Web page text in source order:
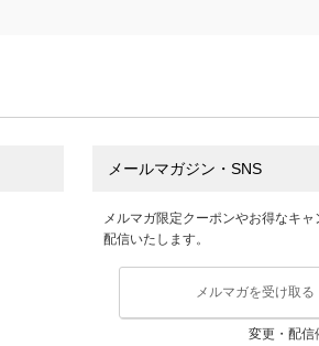
メールマガジン・SNS
メルマガ限定クーポンやお得なキ
配信いたします。
メルマガを受け取る
変更・配信